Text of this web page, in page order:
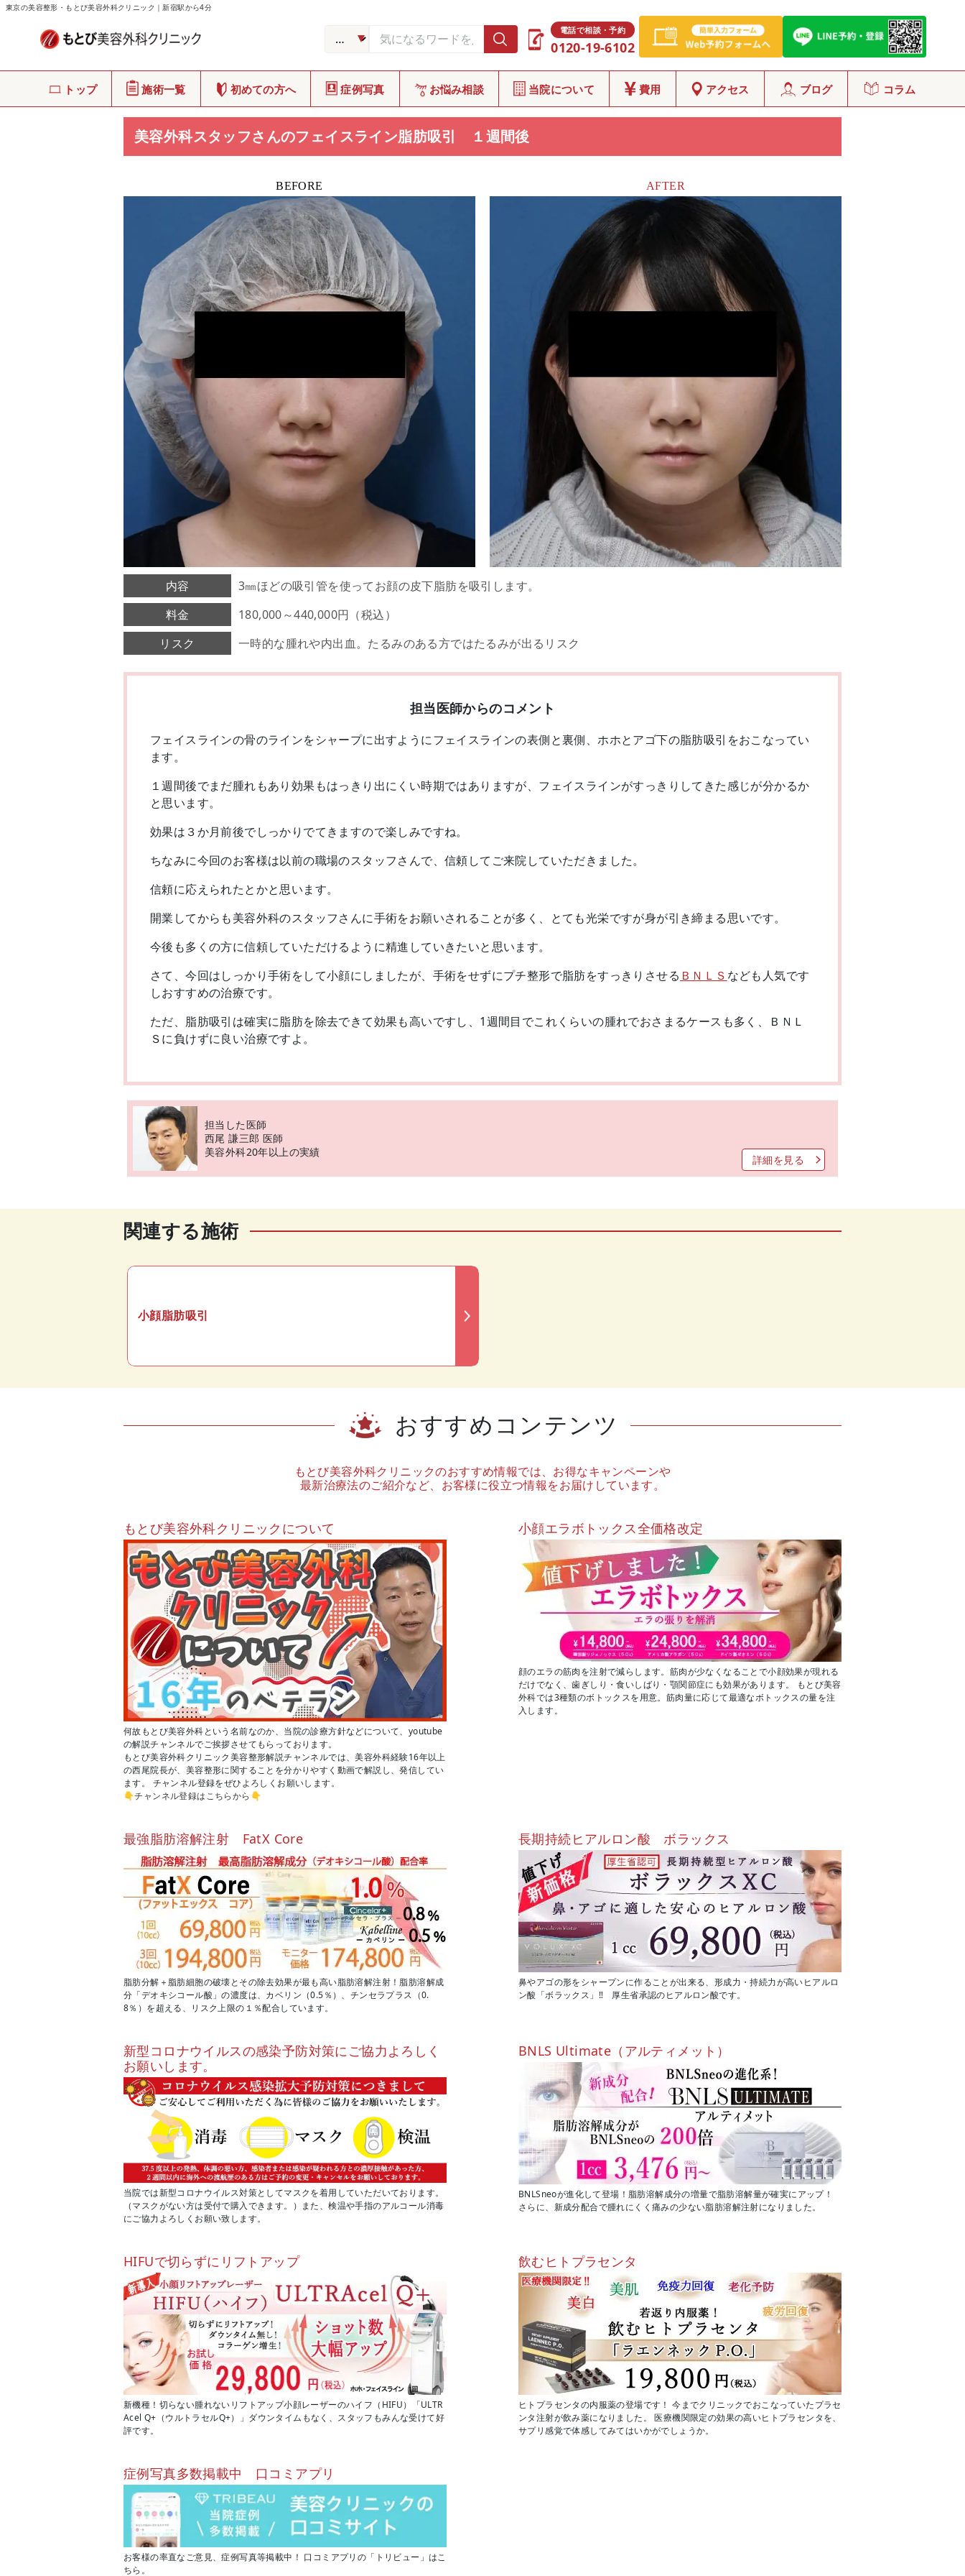
東京の美容整形・もとび美容外科クリニック｜新宿駅から4分
電話で相談・予約
0120-19-6102
トップ 施術一覧 初めての方へ 症例写真 お悩み相談 当院について 費用 アクセス ブログ コラム
もとび美容外科クリニック
美容外科スタッフさんのフェイスライン脂肪吸引 １週間後
BEFORE AFTER
内容
3㎜ほどの吸引管を使ってお顔の皮下脂肪を吸引します。
料金
180,000～440,000円（税込）
リスク
一時的な腫れや内出血。たるみのある方ではたるみが出るリスク
担当医師からのコメント
フェイスラインの骨のラインをシャープに出すようにフェイスラインの表側と裏側、ホホとアゴ下の脂肪吸引をおこなってい
ます。
１週間後でまだ腫れもあり効果もはっきり出にくい時期ではありますが、フェイスラインがすっきりしてきた感じが分かるか
と思います。
効果は３か月前後でしっかりでてきますので楽しみですね。
ちなみに今回のお客様は以前の職場のスタッフさんで、信頼してご来院していただきました。
信頼に応えられたとかと思います。
開業してからも美容外科のスタッフさんに手術をお願いされることが多く、とても光栄ですが身が引き締まる思いです。
今後も多くの方に信頼していただけるように精進していきたいと思います。
さて、今回はしっかり手術をして小顔にしましたが、手術をせずにプチ整形で脂肪をすっきりさせる ＢＮＬＳ なども人気です
しおすすめの治療です。
ただ、脂肪吸引は確実に脂肪を除去できて効果も高いですし、1週間目でこれくらいの腫れでおさまるケースも多く、ＢＮＬ
Ｓに負けずに良い治療ですよ。
担当した医師
西尾 謙三郎 医師
美容外科20年以上の実績
詳細を見る
関連する施術
小顔脂肪吸引
おすすめコンテンツ
もとび美容外科クリニックのおすすめ情報では、お得なキャンペーンや
最新治療法のご紹介など、お客様に役立つ情報をお届けしています。
もとび美容外科クリニックについて
何故もとび美容外科という名前なのか、当院の診療方針などについて、youtube
の解説チャンネルでご挨拶させてもらっております。
もとび美容外科クリニック美容整形解説チャンネルでは、美容外科経験16年以上
の西尾院長が、美容整形に関することを分かりやすく動画で解説し、発信してい
ます。 チャンネル登録をぜひよろしくお願いします。
👇チャンネル登録はこちらから 👇
小顔エラボトックス全価格改定
顔のエラの筋肉を注射で減らします。筋肉が少なくなることで小顔効果が現れる
だけでなく、歯ぎしり・食いしばり・顎関節症にも効果があります。 もとび美容
外科では3種類のボトックスを用意。筋肉量に応じて最適なボトックスの量を注
入します。
最強脂肪溶解注射 FatX Core
脂肪分解＋脂肪細胞の破壊とその除去効果が最も高い脂肪溶解注射！脂肪溶解成
分「デオキシコール酸」の濃度は、カベリン（0.5％）、チンセラプラス（0.
8％）を超える、リスク上限の１％配合しています。
長期持続ヒアルロン酸 ボラックス
鼻やアゴの形をシャープンに作ることが出来る、形成力・持続力が高いヒアルロ
ン酸「ボラックス」‼ 厚生省承認のヒアルロン酸です。
新型コロナウイルスの感染予防対策にご協力よろしく
お願いします。
当院では新型コロナウイルス対策としてマスクを着用していただいております。
（マスクがない方は受付で購入できます。）また、検温や手指のアルコール消毒
にご協力よろしくお願い致します。
BNLS Ultimate（アルティメット）
BNLSneoが進化して登場！脂肪溶解成分の増量で脂肪溶解量が確実にアップ！
さらに、新成分配合で腫れにくく痛みの少ない脂肪溶解注射になりました。
HIFUで切らずにリフトアップ
新機種！切らない腫れないリフトアップ小顔レーザーのハイフ（HIFU）「ULTR
Acel Q+（ウルトラセルQ+）」ダウンタイムもなく、スタッフもみんな受けて好
評です。
飲むヒトプラセンタ
ヒトプラセンタの内服薬の登場です！ 今までクリニックでおこなっていたプラセ
ンタ注射が飲み薬になりました。 医療機関限定の効果の高いヒトプラセンタを、
サプリ感覚で体感してみてはいかがでしょうか。
症例写真多数掲載中 口コミアプリ
お客様の率直なご意見、症例写真等掲載中！ 口コミアプリの「トリビュー」はこ
ちら。